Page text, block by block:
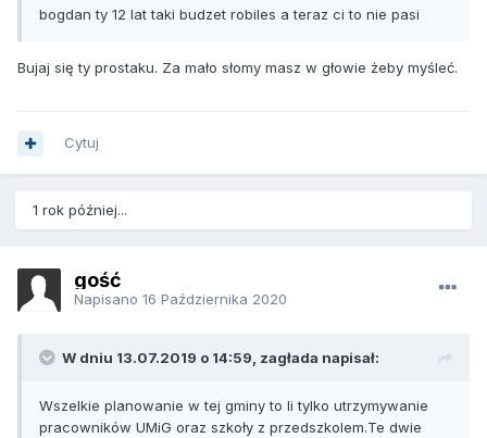
bogdan ty 12 lat taki budzet robiles a teraz ci to nie pasi
Bujaj się ty prostaku. Za mało słomy masz w głowie żeby myśleć.
Cytuj
1 rok później...
gość
Napisano 16 Października 2020
W dniu 13.07.2019 o 14:59, zagłada napisał:
Wszelkie planowanie w tej gminy to li tylko utrzymywanie
pracowników UMiG oraz szkoły z przedszkolem.Te dwie